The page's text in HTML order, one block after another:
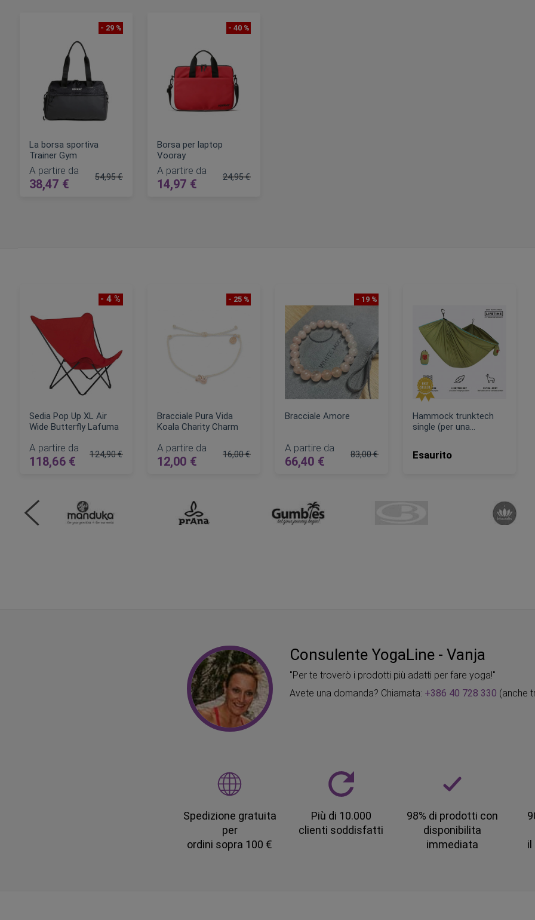
- 29 %
La borsa sportiva
Trainer Gym
A partire da
38,47 €
54,95 €
- 40 %
Borsa per laptop
Vooray
A partire da
14,97 €
24,95 €
- 4 %
Sedia Pop Up XL Air
Wide Butterfly Lafuma
A partire da
118,66 €
124,90 €
- 25 %
Bracciale Pura Vida
Koala Charity Charm
A partire da
12,00 €
16,00 €
- 19 %
Bracciale Amore
A partire da
66,40 €
83,00 €
Hammock trunktech
single (per una
Esaurito
Consulente YogaLine - Vanja
"Per te troverò i prodotti più adatti per fare yoga!"
Avete una domanda? Chiamata: +386 40 728 330 (anche
Spedizione gratuita
per
ordini sopra 100 €
Più di 10.000
clienti soddisfatti
98% di prodotti con
disponibilita
immediata
il